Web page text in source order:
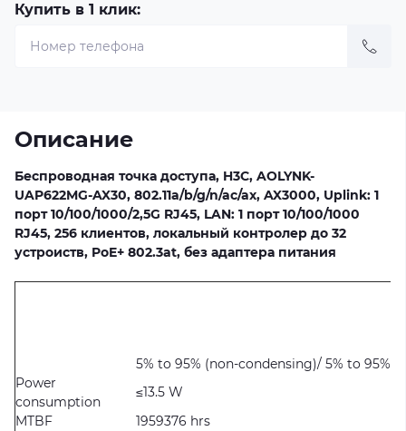
Купить в 1 клик:
Описание
Беспроводная точка доступа, H3C, AOLYNK-
UAP622MG-AX30, 802.11a/b/g/n/ac/ax, AX3000, Uplink: 1
порт 10/100/1000/2,5G RJ45, LAN: 1 порт 10/100/1000
RJ45, 256 клиентов, локальный контролер до 32
устроиств, PoE+ 802.3at, без адаптера питания
5% to 95% (non-condensing)/ 5% to 95%
Power
consumption
≤13.5 W
MTBF
1959376 hrs